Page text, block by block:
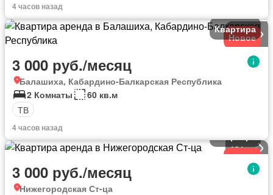
4 часов назад
19фото
Новое
Квартира
3 000 руб./месяц
Балашиха, Кабардино-Балкарская Республика
2 Комнаты
60 кв.м
ТВ
4 часов назад
16фото
3 000 руб./месяц
Нижегородская Ст-ца